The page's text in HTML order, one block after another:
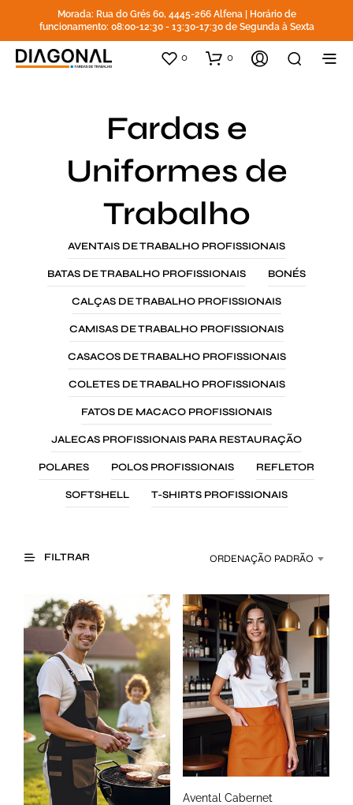
Morada: Rua do Grés 60, 4445-266 Alfena | Horário de
funcionamento: 08:00-12:30 - 13:30-17:30 de Segunda à Sexta
0 0
Fardas e
Uniformes de
Trabalho
AVENTAIS DE TRABALHO PROFISSIONAIS
BATAS DE TRABALHO PROFISSIONAIS BONÉS
CALÇAS DE TRABALHO PROFISSIONAIS
CAMISAS DE TRABALHO PROFISSIONAIS
CASACOS DE TRABALHO PROFISSIONAIS
COLETES DE TRABALHO PROFISSIONAIS
FATOS DE MACACO PROFISSIONAIS
JALECAS PROFISSIONAIS PARA RESTAURAÇÃO
POLARES POLOS PROFISSIONAIS REFLETOR
SOFTSHELL T-SHIRTS PROFISSIONAIS
FILTRAR ORDENAÇÃO PADRÃO
Avental Cabernet